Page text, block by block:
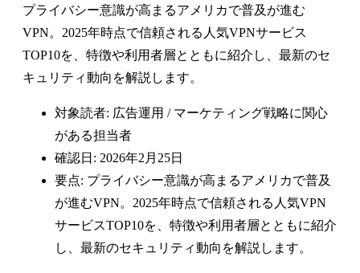
プライバシー意識が高まるアメリカで普及が進む
VPN。2025年時点で信頼される人気VPNサービス
TOP10を、特徴や利用者層とともに紹介し、最新のセ
キュリティ動向を解説します。
対象読者: 広告運用 / マーケティング戦略に関心
がある担当者
確認日: 2026年2月25日
要点: プライバシー意識が高まるアメリカで普及
が進むVPN。2025年時点で信頼される人気VPN
サービスTOP10を、特徴や利用者層とともに紹介
し、最新のセキュリティ動向を解説します。